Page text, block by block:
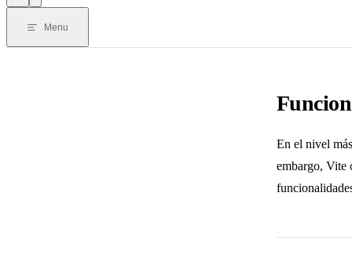
Menu
En el nivel
embargo, Vite